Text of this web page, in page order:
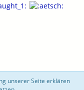
unserer Seite erklären